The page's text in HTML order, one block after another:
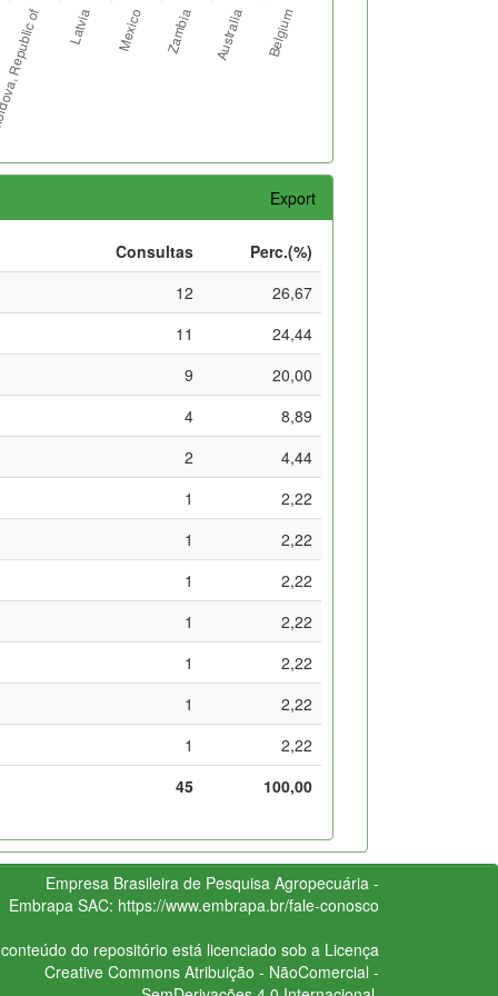
Export
Consultas
Perc.(%)
12
26,67
11
24,44
9
20,00
4
8,89
2
4,44
1
2,22
1
2,22
1
2,22
1
2,22
1
2,22
1
2,22
1
2,22
45
100,00
Empresa Brasileira de Pesquisa Agropecuária -
Embrapa SAC: https://www.embrapa.br/fale-conosco
do repositório está licenciado sob a Licença
Creative CommonsAtribuição - NãoComercial -